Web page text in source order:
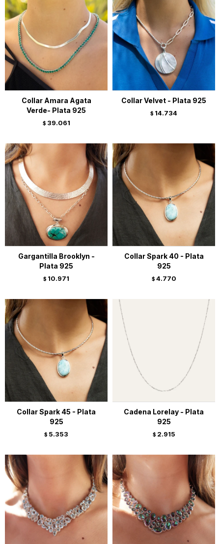
Collar Amara Agata
Verde- Plata 925
$ 39.061
Collar Velvet - Plata 925
$ 14.734
Gargantilla Brooklyn -
Plata 925
$ 10.971
Collar Spark 40 - Plata
925
$ 4.770
Collar Spark 45 - Plata
925
$ 5.353
Cadena Lorelay - Plata
925
$ 2.915